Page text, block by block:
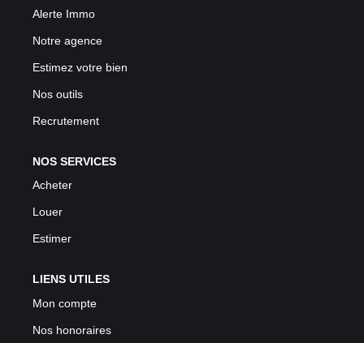
Alerte Immo
Notre agence
Estimez votre bien
Nos outils
Recrutement
NOS SERVICES
Acheter
Louer
Estimer
LIENS UTILES
Mon compte
Nos honoraires